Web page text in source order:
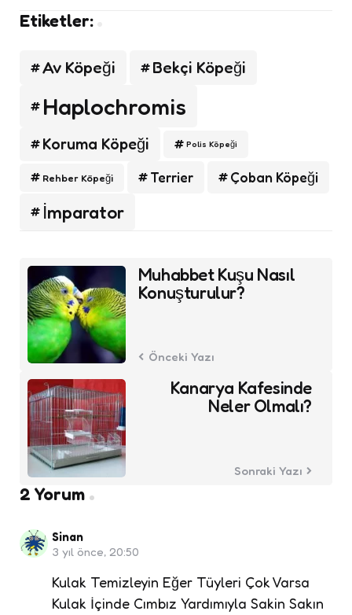
Etiketler:
Av Köpeği Bekçi Köpeği
Haplochromis
Koruma Köpeği Polis Köpeği
Rehber Köpeği Terrier Çoban Köpeği
İmparator
Post
navigation
Muhabbet Kuşu Nasıl
Konuşturulur?
Önceki Yazı
Kanarya Kafesinde
Neler Olmalı?
Sonraki Yazı
2 Yorum
Sinan
3 yıl önce, 20:50
Kulak Temizleyin Eğer Tüyleri Çok Varsa
Kulak İçinde Cımbız Yardımıyla Sakin Sakın